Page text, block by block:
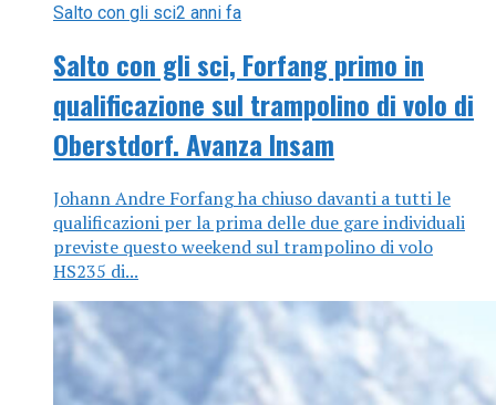
Salto con gli sci2 anni fa
Salto con gli sci, Forfang primo in
qualificazione sul trampolino di volo di
Oberstdorf. Avanza Insam
Johann Andre Forfang ha chiuso davanti a tutti le
qualificazioni per la prima delle due gare individuali
previste questo weekend sul trampolino di volo
HS235 di...